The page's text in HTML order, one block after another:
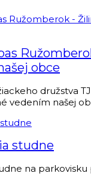
obce
družstva
vedením našej
studne
na parkovisku